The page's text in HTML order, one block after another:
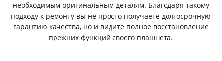
необходимым оригинальным деталям. Благодаря такому
подходу к ремонту вы не просто получаете долгосрочную
гарантию качества, но и видите полное восстановление
прежних функций своего планшета.